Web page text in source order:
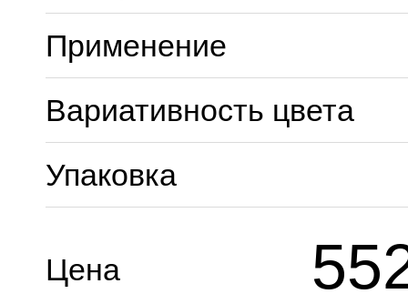
Применение
Вариативность цвета
Упаковка
Цена